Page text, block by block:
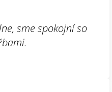
sme spokojní so